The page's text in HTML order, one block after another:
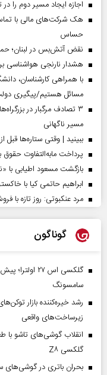
اجازه ایجاد مسیر دوم را
هک شرکت‌های مالی با
حساس
نقض آتش‌بس در لبنان؛
هشدار نارنجی هواشناسی برای ۴ استان؛ خطر سیلاب و رعدوبرق در
با همراهی کارشناسان،
مسائل هستیم/پیگیری دولت
۳ تصادف مرگبار در
مسیر ناگهانی
ببینید | وقتی ستاره‌ها
پرداخت مابه‌التفاوت
بازگشت مسعود اطیابی با
ابراهیم حاتمی کیا با
مرد عنکبوتی: روز تازه با فروش ۵۰۰ میلیون دلاری در آمریکا
گوناگون
گلکسی اس ۲۷
سامسونگ
زیرساخت‌های واقعی
انقلاب گوشی‌های تاشو‌
گلکسی Z۸